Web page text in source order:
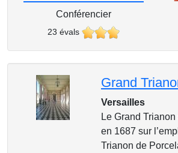
Conférencier
23 évals
Grand
Versailles
Le Grand
en 1687 sur
Trianon de